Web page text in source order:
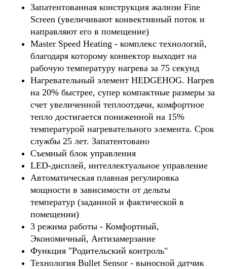
Запатентованная конструкция жалюзи Fine
Screen (увеличивают конвективный поток и
направляют его в помещение)
Master Speed Heating - комплекс технологий,
благодаря которому конвектор выходит на
рабочую температуру нагрева за 75 секунд
Нагревательный элемент HEDGEHOG. Нагрев
на 20% быстрее, супер компактные размеры за
счет увеличенной теплоотдачи, комфортное
тепло достигается пониженной на 15%
температурой нагревательного элемента. Срок
службы 25 лет. Запатентовано
Съемный блок управления
LED-дисплей, интеллектуальное управление
Автоматическая плавная регулировка
мощности в зависимости от дельты
температур (заданной и фактической в
помещении)
3 режима работы - Комфортный,
Экономичный, Антизамерзание
Функция "Родительский контроль"
Технология Bullet Sensor - выносной датчик